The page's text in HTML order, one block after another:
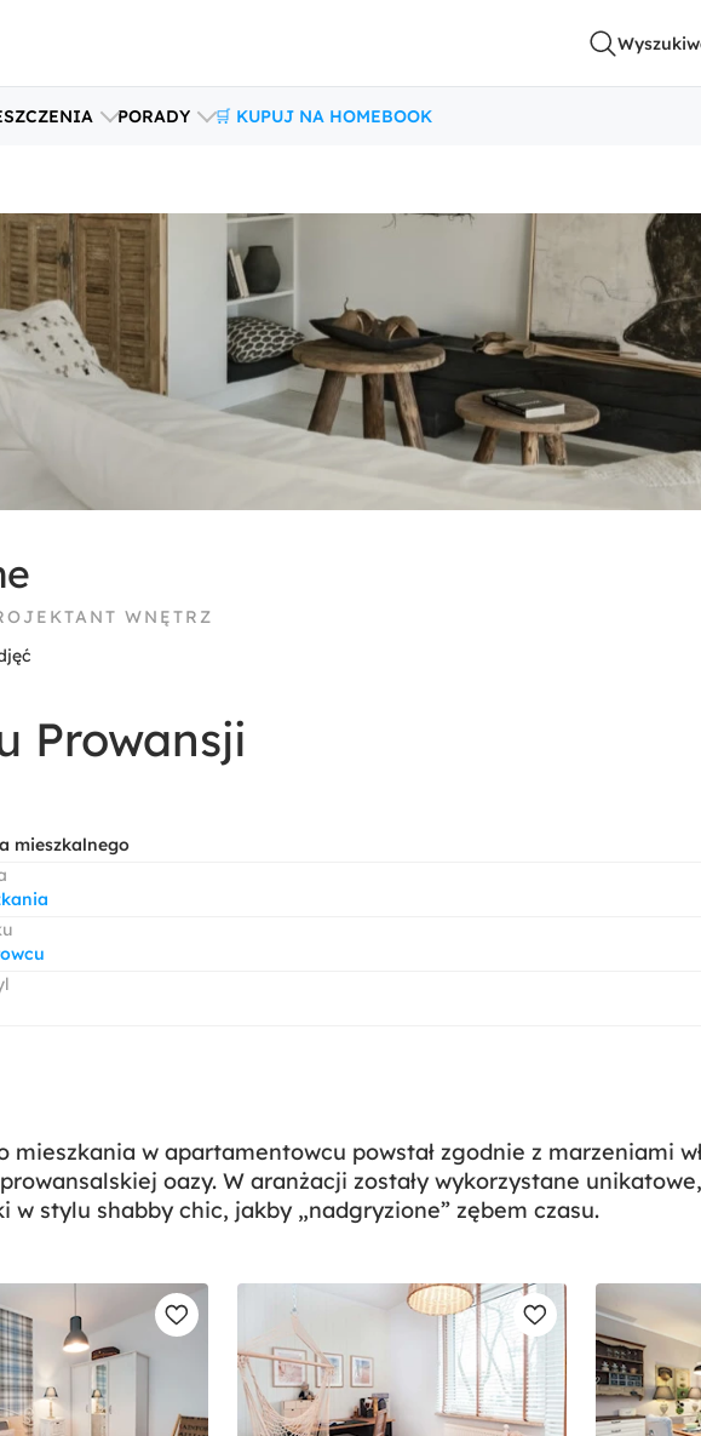
PORADY 🛒 KUPUJ NA HOMEBOOK
WNĘTRZ
Prowansji
mieszkalnego
mieszkania w apartamentowcu powstał zgodnie z marzeniami
oazy. W aranżacji zostały wykorzystane
w stylu shabby chic, jakby „nadgryzione” zębem czasu.